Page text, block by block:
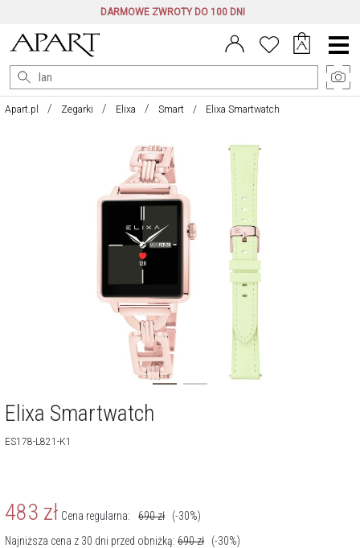
DARMOWE ZWROTY DO 100 DNI
Menu
główne
Apart.pl Zegarki Elixa Smart Elixa Smartwatch
Elixa Smartwatch
ES178-L821-K1
483 zł Cena regularna: 690zł
(-30%)
Najniższa cena z 30 dni przed obniżką: 690zł (-30%)